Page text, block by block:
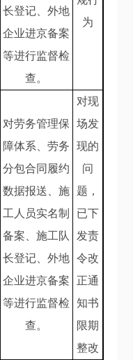
长登记、外地
企业进京备案
等进行监督检
查。
为
对劳务管理保
障体系、劳务
分包合同履约
数据报送、施
工人员实名制
备案、施工队
长登记、外地
企业进京备案
等进行监督检
查。
对现
场发
现的
问
题，
已下
发责
令改
正通
知书
限期
整改